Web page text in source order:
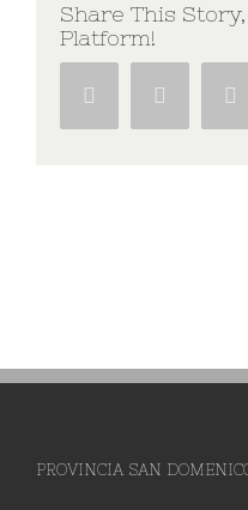
Share This
Platform!
Facebook Twitter
PROVINCIA SAN